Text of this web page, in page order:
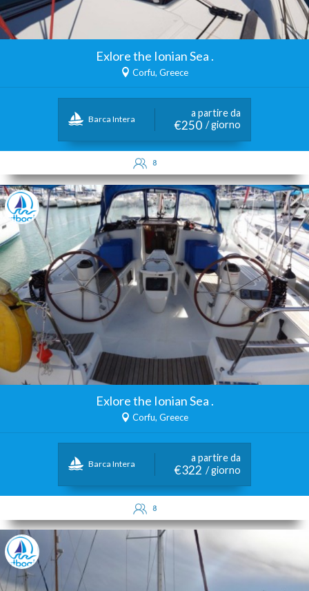
Exlore the Ionian Sea .
Corfu, Greece
Barca Intera
a partire da
€250 / giorno
8
Exlore the Ionian Sea .
Corfu, Greece
Barca Intera
a partire da
€322 / giorno
8